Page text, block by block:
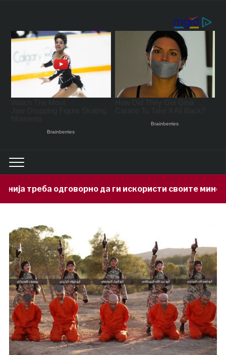
да ги искористи своите минерални богатства